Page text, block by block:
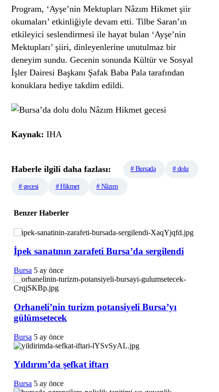
Program, ‘Ayşe’nin Mektupları Nâzım Hikmet şiir
okumaları’ etkinliğiyle devam etti. Tilbe Saran’ın
etkileyici seslendirmesi ile hayat bulan ‘Ayşe’nin
Mektupları’ şiiri, dinleyenlerine unutulmaz bir
deneyim sundu. Gecenin sonunda Kültür ve Sosyal
İşler Dairesi Başkanı Şafak Baba Pala tarafından
konuklara hediye takdim edildi.
Kaynak: IHA
Haberle ilgili daha fazlası: # Bursada # dolu
# gecesi # Hikmet # Nâzım
Benzer Haberler
İpek sanatının zarafeti Bursa’da sergilendi
Bursa 5 ay önce
Orhaneli’nin turizm potansiyeli Bursa’yı
gülümsetecek
Bursa 5 ay önce
Yıldırım’da şefkat iftarı
Bursa 5 ay önce